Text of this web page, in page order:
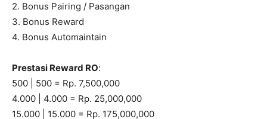
2. Bonus Pairing / Pasangan
3. Bonus Reward
4. Bonus Automaintain
Prestasi Reward RO:
500 | 500 = Rp. 7,500,000
4.000 | 4.000 = Rp. 25,000,000
15.000 | 15.000 = Rp. 175,000,000